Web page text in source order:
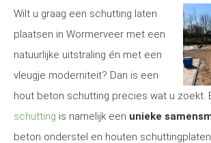
Wilt u graag een schutting laten
plaatsen in Wormerveer met een
natuurlijke uitstraling én met een
vleugje moderniteit? Dan is een
hout beton schutting precies wat u zoekt.
schutting is namelijk een unieke
beton onderstel en houten